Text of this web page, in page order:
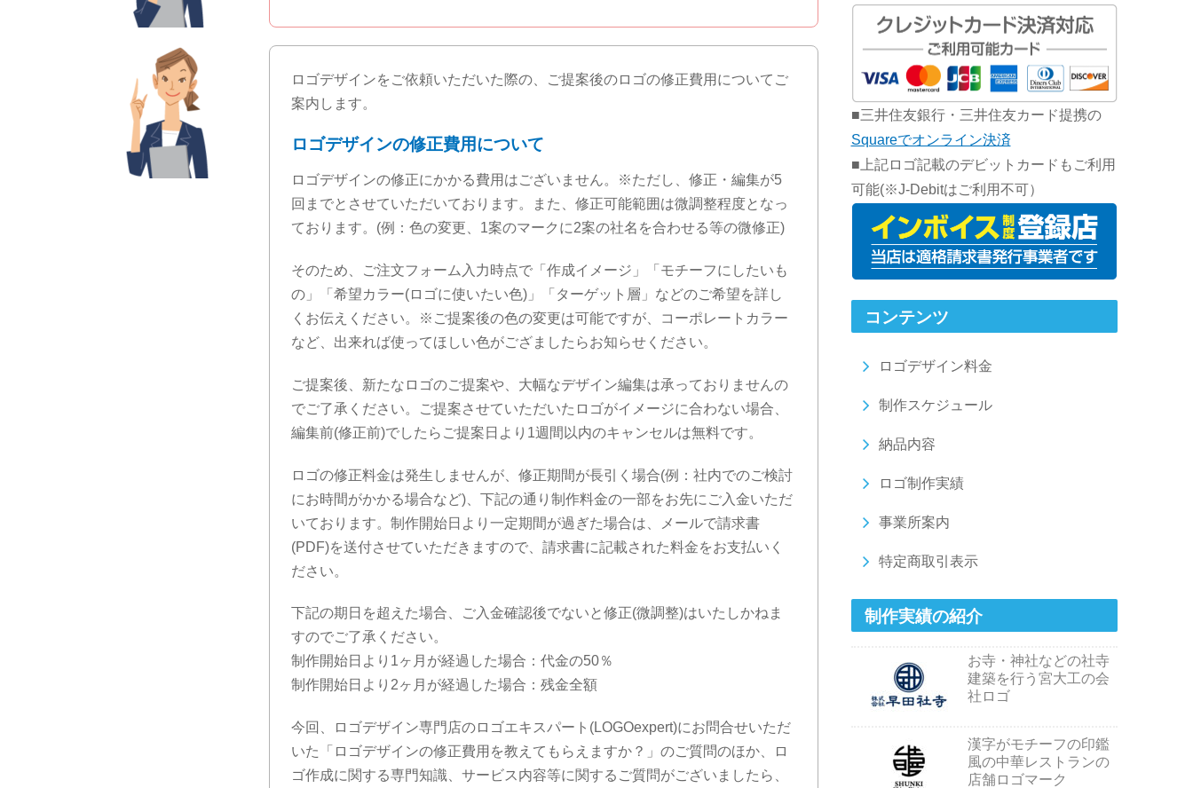
ロゴデザインをご依頼いただいた際の、ご提案後のロゴの修正費用についてご
案内します。
ロゴデザインの修正費用について
ロゴデザインの修正にかかる費用はございません。※ただし、修正・編集が5
回までとさせていただいております。また、修正可能範囲は微調整程度となっ
ております。(例：色の変更、1案のマークに2案の社名を合わせる等の微修正)
そのため、ご注文フォーム入力時点で「作成イメージ」「モチーフにしたいも
の」「希望カラー(ロゴに使いたい色)」「ターゲット層」などのご希望を詳し
くお伝えください。※ご提案後の色の変更は可能ですが、コーポレートカラー
など、出来れば使ってほしい色がござましたらお知らせください。
ご提案後、新たなロゴのご提案や、大幅なデザイン編集は承っておりませんの
でご了承ください。ご提案させていただいたロゴがイメージに合わない場合、
編集前(修正前)でしたらご提案日より1週間以内のキャンセルは無料です。
ロゴの修正料金は発生しませんが、修正期間が長引く場合(例：社内でのご検討
にお時間がかかる場合など)、下記の通り制作料金の一部をお先にご入金いただ
いております。制作開始日より一定期間が過ぎた場合は、メールで請求書
(PDF)を送付させていただきますので、請求書に記載された料金をお支払いく
ださい。
下記の期日を超えた場合、ご入金確認後でないと修正(微調整)はいたしかねま
すのでご了承ください。
制作開始日より1ヶ月が経過した場合：代金の50％
制作開始日より2ヶ月が経過した場合：残金全額
今回、ロゴデザイン専門店のロゴエキスパート(LOGOexpert)にお問合せいただ
いた「ロゴデザインの修正費用を教えてもらえますか？」のご質問のほか、ロ
ゴ作成に関する専門知識、サービス内容等に関するご質問がございましたら、
■三井住友銀行・三井住友カード提携の
Squareでオンライン決済
■上記ロゴ記載のデビットカードもご利用
可能(※J-Debitはご利用不可）
コンテンツ
ロゴデザイン料金
制作スケジュール
納品内容
ロゴ制作実績
事業所案内
特定商取引表示
制作実績の紹介
お寺・神社などの社寺
建築を行う宮大工の会
社ロゴ
漢字がモチーフの印鑑
風の中華レストランの
店舗ロゴマーク